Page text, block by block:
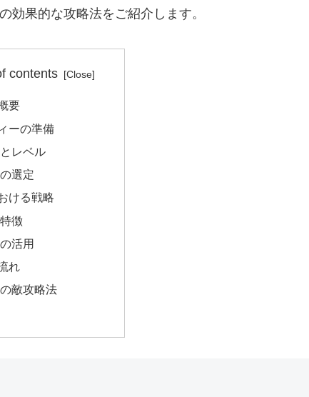
効果的な攻略法をご紹介します。
contents
要
ーの準備
レベル
選定
ける戦略
徴
活用
れ
敵攻略法